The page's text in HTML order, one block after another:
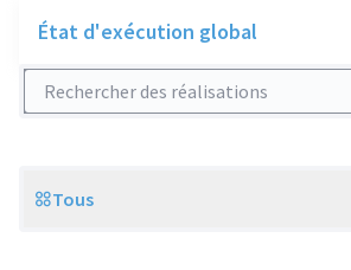
État d'exécution global
Rechercher des réalisations
Scope
Tous